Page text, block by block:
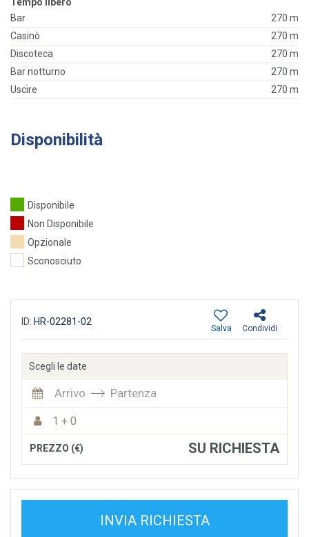
Bar
270 m
Casinò
270 m
Discoteca
270 m
Bar notturno
270 m
Uscire
270 m
Disponibilità
Disponibile
Non Disponibile
Opzionale
Sconosciuto
ID: HR-02281-02
Condividi
Salva
Scegli le date
Arrivo Partenza
1 + 0
PREZZO (€) SU RICHIESTA
INVIA RICHIESTA